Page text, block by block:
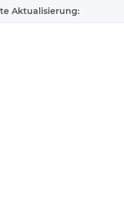
Aktualisierung: